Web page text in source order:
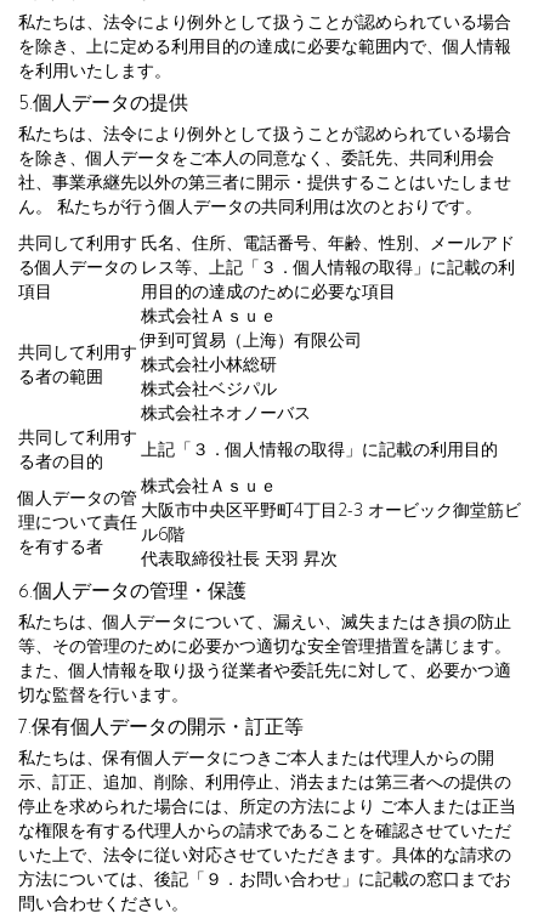
私たちは、法令により例外として扱うことが認められている場合
を除き、上に定める利用目的の達成に必要な範囲内で、個人情報
を利用いたします。
5.個人データの提供
私たちは、法令により例外として扱うことが認められている場合
を除き、個人データをご本人の同意なく、委託先、共同利用会
社、事業承継先以外の第三者に開示・提供することはいたしませ
ん。 私たちが行う個人データの共同利用は次のとおりです。
共同して利用す
る個人データの
項目
氏名、住所、電話番号、年齢、性別、メールアド
レス等、上記「３．個人情報の取得」に記載の利
用目的の達成のために必要な項目
共同して利用す
る者の範囲
株式会社Ａｓｕｅ
伊到可貿易（上海）有限公司
株式会社小林総研
株式会社ベジパル
株式会社ネオノーバス
共同して利用す
る者の目的
上記「３．個人情報の取得」に記載の利用目的
個人データの管
理について責任
を有する者
株式会社Ａｓｕｅ
大阪市中央区平野町4丁目2-3 オービック御堂筋ビ
ル6階
代表取締役社長 天羽 昇次
6.個人データの管理・保護
私たちは、個人データについて、漏えい、滅失またはき損の防止
等、その管理のために必要かつ適切な安全管理措置を講じます。
また、個人情報を取り扱う従業者や委託先に対して、必要かつ適
切な監督を行います。
7.保有個人データの開示・訂正等
私たちは、保有個人データにつきご本人または代理人からの開
示、訂正、追加、削除、利用停止、消去または第三者への提供の
停止を求められた場合には、所定の方法により ご本人または正当
な権限を有する代理人からの請求であることを確認させていただ
いた上で、法令に従い対応させていただきます。具体的な請求の
方法については、後記「９．お問い合わせ」に記載の窓口までお
問い合わせください。